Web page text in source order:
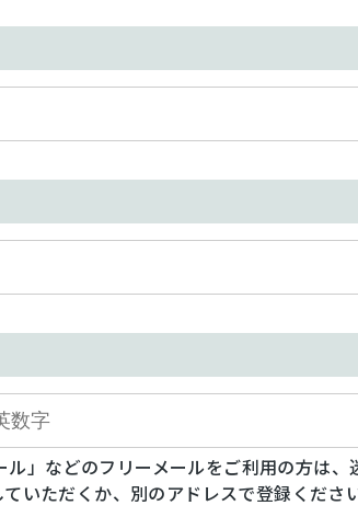
ル」などのフリーメールをご利用の方は
いただくか、別のアドレスで登録ください